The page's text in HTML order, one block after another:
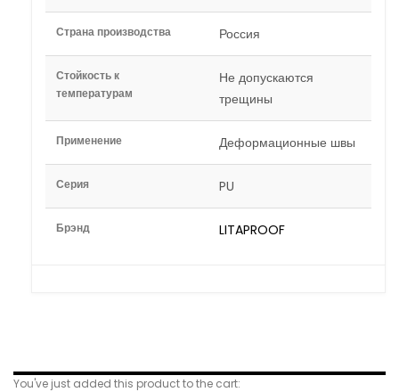
Страна производства Россия
Стойкость к
температурам
Не допускаются
трещины
Применение Деформационные швы
Серия PU
Брэнд LITAPROOF
You've just added this product to the cart: